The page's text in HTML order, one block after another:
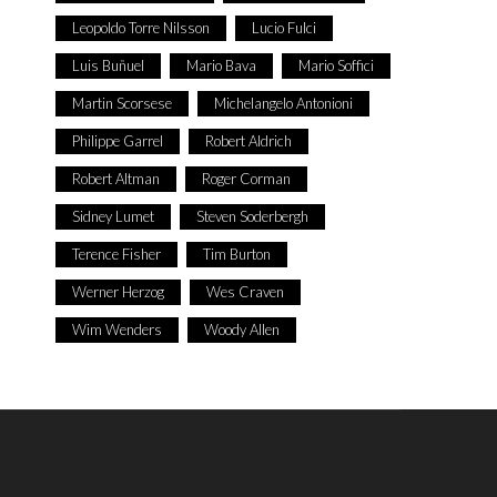
Leopoldo Torre Nilsson Lucio Fulci
Luis Buñuel Mario Bava Mario Soffici
Martin Scorsese Michelangelo Antonioni
Philippe Garrel Robert Aldrich
Robert Altman Roger Corman
Sidney Lumet Steven Soderbergh
Terence Fisher Tim Burton
Werner Herzog Wes Craven
Wim Wenders Woody Allen